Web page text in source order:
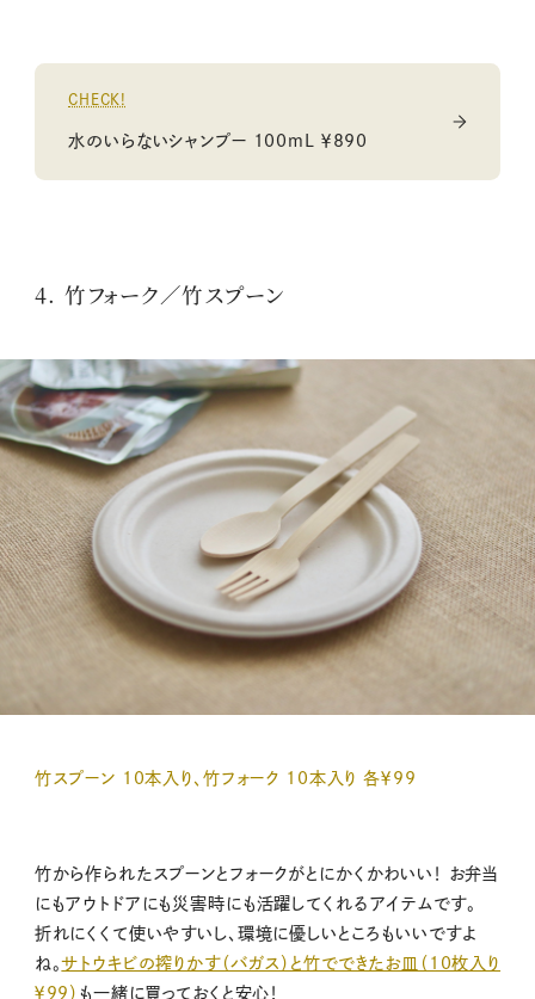
CHECK!
水のいらないシャンプー 100mL ￥890
4. 竹フォーク／竹スプーン
竹スプーン 10本入り、竹フォーク 10本入り 各￥99
竹から作られたスプーンとフォークがとにかくかわいい！ お弁当
にもアウトドアにも災害時にも活躍してくれるアイテムです。
折れにくくて使いやすいし、環境に優しいところもいいですよ
ね。サトウキビの搾りかす（バガス）と竹でできたお皿（10枚入り
￥99） も一緒に買っておくと安心！